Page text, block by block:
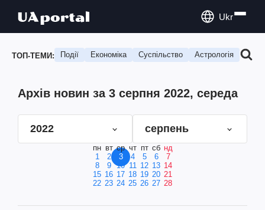
Ukr
ТОП-ТЕМИ: Події Економіка Суспільство Астрологія
Архів новин за 3 серпня 2022, середа
2022 серпень
пн вт ср чт пт сб нд
1
2 3 4 5 6
7
8
9 10 11 12 13 14
15 16 17 18 19 20 21
22 23 24 25 26 27 28